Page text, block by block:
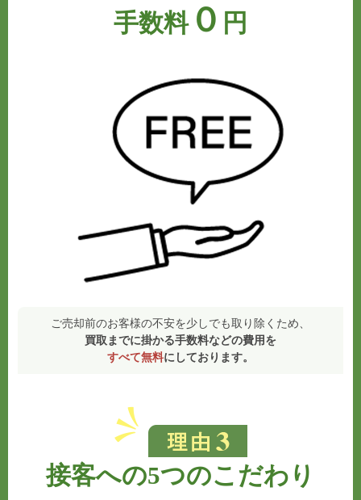
手数料０ 円
ご売却前のお客様の不安を少しでも取り除くため、
買取までに掛かる手数料などの費用を
すべて無料にしております。
接客への5つのこだわり